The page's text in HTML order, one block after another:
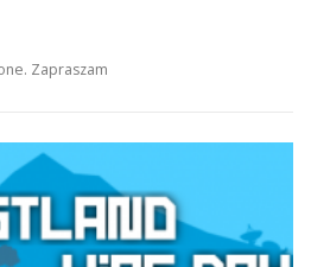
Zapraszam